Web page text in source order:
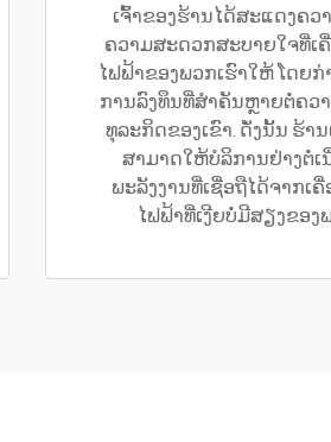
ເຈົ້າຂອງຮ້ານໄດ້ສະແດງຄວ
ຄວາມສະດວກສະບາຍໃຈທີ່ເ
ໄຟຟ້າຂອງພວກເຮົາໃຫ້ ໂດຍກ່
ການລົງທຶນທີ່ສຳຄັນຫຼາຍຕໍ່ຄວາ
ທຸລະກິດຂອງເຂົາ. ດັ່ງນັ້ນ ຮ້ານ
ສາມາດໃຫ້ບໍລິການຢ່າງຕໍ່ເ
ພະລັງງານທີ່ເຊື່ອຖືໄດ້ຈາກເ
ໄຟຟ້າທີ່ເງີຍບໍ່ມີສຽງຂອງ